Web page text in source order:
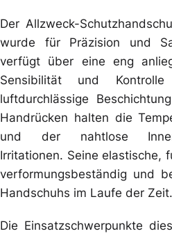
Der Allzweck-
wurde für Präzision und
verfügt über eine eng
Sensibilität und
luftdurchlässige
Handrücken halten die
und der nahtlose
Irritationen. Seine elastische,
verformungsbeständig und
Handschuhs im Laufe der Zeit.
Die Einsatzschwerpunkte